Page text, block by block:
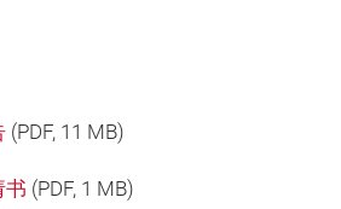
(PDF, 11 MB)
书 (PDF, 1 MB)